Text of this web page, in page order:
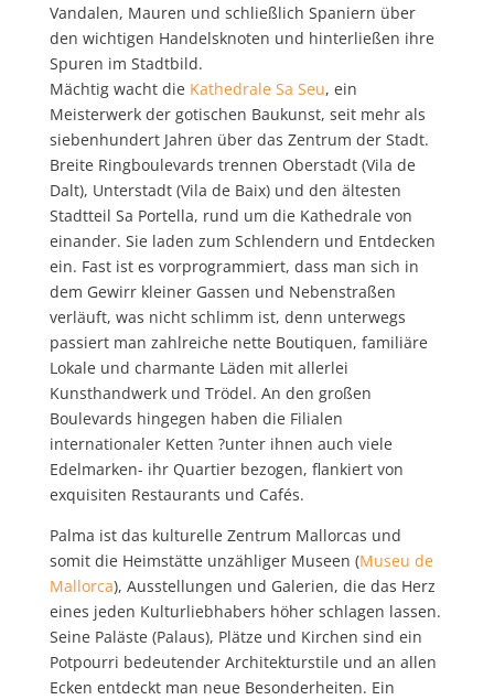
Vandalen, Mauren und schließlich Spaniern über
den wichtigen Handelsknoten und hinterließen ihre
Spuren im Stadtbild.
Mächtig wacht die Kathedrale Sa Seu, ein
Meisterwerk der gotischen Baukunst, seit mehr als
siebenhundert Jahren über das Zentrum der Stadt.
Breite Ringboulevards trennen Oberstadt (Vila de
Dalt), Unterstadt (Vila de Baix) und den ältesten
Stadtteil Sa Portella, rund um die Kathedrale von
einander. Sie laden zum Schlendern und Entdecken
ein. Fast ist es vorprogrammiert, dass man sich in
dem Gewirr kleiner Gassen und Nebenstraßen
verläuft, was nicht schlimm ist, denn unterwegs
passiert man zahlreiche nette Boutiquen, familiäre
Lokale und charmante Läden mit allerlei
Kunsthandwerk und Trödel. An den großen
Boulevards hingegen haben die Filialen
internationaler Ketten ?unter ihnen auch viele
Edelmarken- ihr Quartier bezogen, flankiert von
exquisiten Restaurants und Cafés.
Palma ist das kulturelle Zentrum Mallorcas und
somit die Heimstätte unzähliger Museen (Museu de
Mallorca), Ausstellungen und Galerien, die das Herz
eines jeden Kulturliebhabers höher schlagen lassen.
Seine Paläste (Palaus), Plätze und Kirchen sind ein
Potpourri bedeutender Architekturstile und an allen
Ecken entdeckt man neue Besonderheiten. Ein